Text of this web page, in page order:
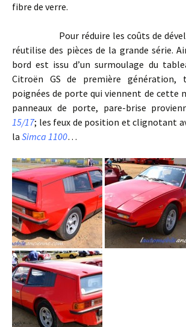
fibre de verre.
Pour réduire les coûts de
réutilise des pièces de la grande série.
bord est issu d’un surmoulage du
Citroën GS de première génération,
poignées de porte qui viennent de cette
panneaux de porte, pare-brise
15/17; les feux de position et clignotant
la Simca 1100…